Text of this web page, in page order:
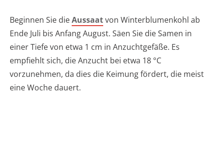
Beginnen Sie dieAussaatvon Winterblumenkohl ab
Ende Juli bis Anfang August. Säen Sie die Samen in
einer Tiefe von etwa 1 cm in Anzuchtgefäße. Es
empfiehlt sich, die Anzucht bei etwa 18 °C
vorzunehmen, da dies die Keimung fördert, die meist
eine Woche dauert.